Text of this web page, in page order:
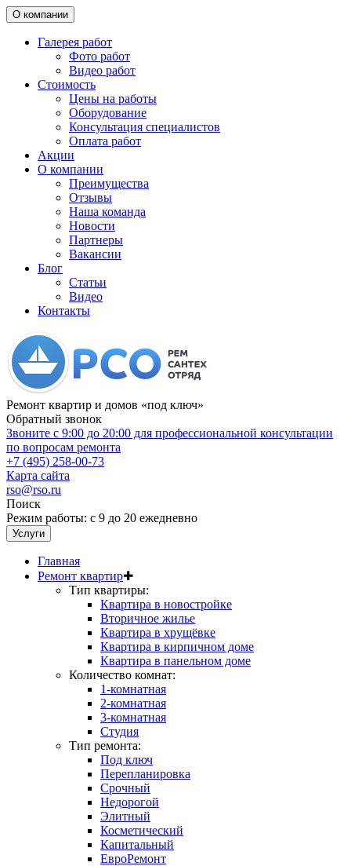
О компании
Галерея работ
Фото работ
Видео работ
Стоимость
Цены на работы
Оборудование
Консультация специалистов
Оплата работ
Акции
О компании
Преимущества
Отзывы
Наша команда
Новости
Партнеры
Вакансии
Блог
Статьи
Видео
Контакты
Ремонт квартир и домов «под ключ»
Обратный звонок
Звоните с 9:00 до 20:00 для профессиональной консультации
по вопросам ремонта
+7 (495) 258-00-73
Карта сайта
rso@rso.ru
Поиск
Режим работы: с 9 до 20 ежедневно
Услуги
Главная
Ремонт квартир✚
Тип квартиры:
Квартира в новостройке
Вторичное жилье
Квартира в хрущёвке
Квартира в кирпичном доме
Квартира в панельном доме
Количество комнат:
1-комнатная
2-комнатная
3-комнатная
Студия
Тип ремонта:
Под ключ
Перепланировка
Срочный
Недорогой
Элитный
Косметический
Капитальный
ЕвроРемонт